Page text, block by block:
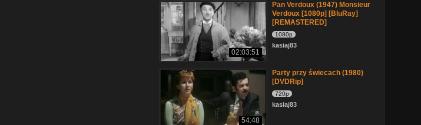
02:03:51
Pan Verdoux (1947) Monsieur
Verdoux [1080p] [BluRay]
[REMASTERED]
1080p
kasiaj83
54:48
Party przy świecach (1980)
[DVDRip]
720p
kasiaj83